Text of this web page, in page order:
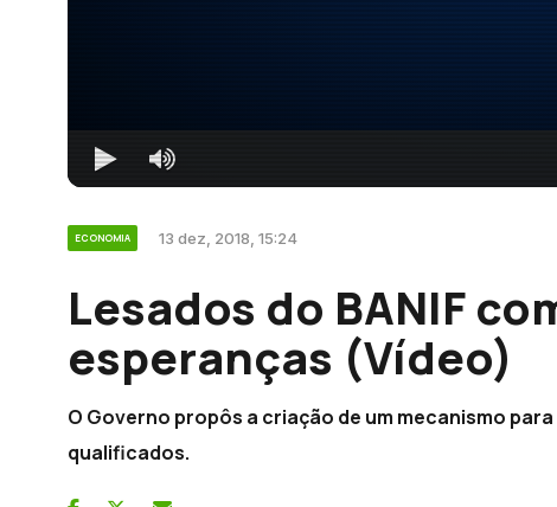
ECONOMIA 13 dez, 2018, 15:24
Lesados do BANIF
esperanças (Vídeo)
O Governo propôs a criação de um mecanismo
qualificados.